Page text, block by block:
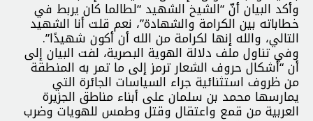
وأكد البيان أنّ “الشيخ الشهيد “لطالما كان يربط في
خطاباته بين الكرامة والشهادة”، نعم قلت أنا الشهيد
التالي، والله إنها لكرامة من الله أن أكون شهيدًا”.
وفي تناول ملف دلالة الهوية البصرية، لفت البيان إلى
أن “أشكال حروف الشعار ترمز إلى ما تمر به المنطقة
من ظروف استثنائية جراء السياسات الجائرة التي
يمارسها محمد بن سلمان على أبناء مناطق الجزيرة
العربية من قمع واعتقال وقتل وطمس للهويات وضرب